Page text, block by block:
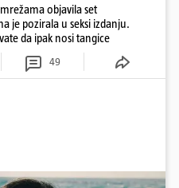
objavila set
je pozirala u seksi izdanju.
da ipak nosi tangice
49